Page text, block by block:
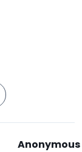
Anonymous